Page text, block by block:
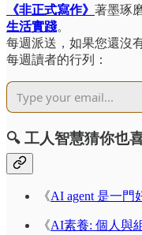
《非正式寫作》 著墨琢
生活實踐。
每週派送，如果您還沒
每週讀者的行列：
🔍 工人智慧猜你也
《AI agent 是一門
《AI素養: 個人與